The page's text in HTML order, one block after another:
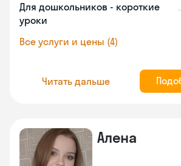
Для дошкольников - короткие
уроки
Все услуги и цены (4)
Читать дальше
Алена